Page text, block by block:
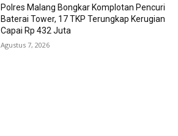
Polres Malang Bongkar Komplotan Pencuri
Baterai Tower, 17 TKP Terungkap Kerugian
Capai Rp 432 Juta
Agustus 7, 2026